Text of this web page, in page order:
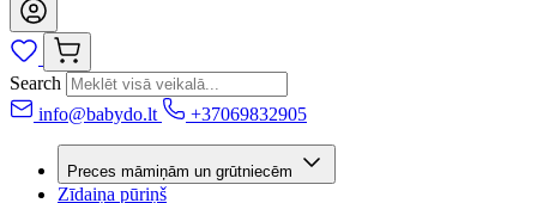
Search
info@babydo.lt
+37069832905
Preces māmiņām un grūtniecēm
Zīdaiņa pūriņš